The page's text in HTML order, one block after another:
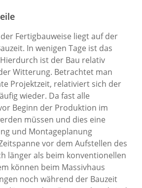
Fertigbauweise liegt auf der
In wenigen Tage ist das
ist der Bau relativ
Witterung. Betrachtet man
Projektzeit, relativiert sich der
wieder. Da fast alle
Beginn der Produktion im
müssen und dies eine
und Montageplanung
vor dem Aufstellen des
länger als beim konventionellen
können beim Massivhaus
noch während der Bauzeit